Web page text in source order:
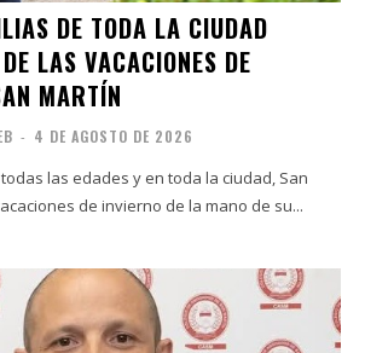
DE TODA LA CIUDAD
LAS VACACIONES DE
MARTÍN
- 4 DE AGOSTO DE 2026
las edades y en toda la ciudad, San
de invierno de la mano de su...